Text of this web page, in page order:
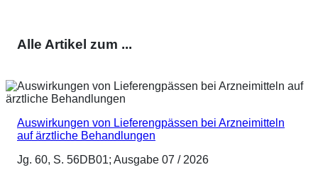
Alle Artikel zum ...
Auswirkungen von Lieferengpässen bei Arzneimitteln
auf ärztliche Behandlungen
Jg. 60, S. 56DB01; Ausgabe 07 / 2026